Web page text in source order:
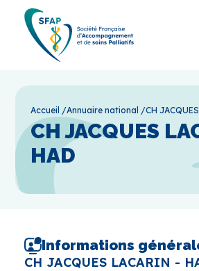
Accueil /Annuaire national /CH
CH JACQUES
HAD
Informations
CH JACQUES LACARIN -